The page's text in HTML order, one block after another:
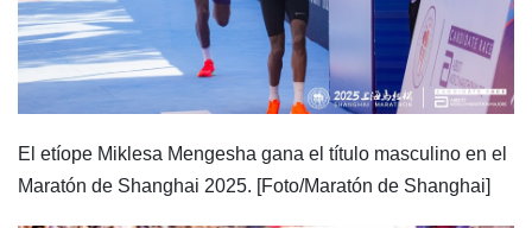
El etíope Miklesa Mengesha gana el título masculino en el
Maratón de Shanghai 2025. [Foto/Maratón de Shanghai]